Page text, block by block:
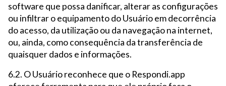
software que possa danificar, alterar as configurações
ou infiltrar o equipamento do Usuário em decorrência
do acesso, da utilização ou da navegação na internet,
ou, ainda, como consequência da transferência de
quaisquer dados e informações.
6.2. O Usuário reconhece que o Respondi.app